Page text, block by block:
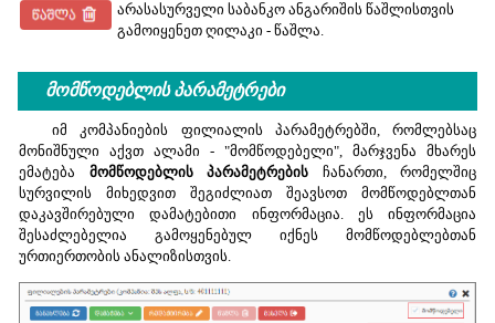
არასასურველი საბანკო ანგარიშის წაშლისთვის
გამოიყენეთ ღილაკი - წაშლა.
მომწოდებლის პარამეტრები
იმ კომპანიების ფილიალის პარამეტრებში, რომლებსაც
მონიშნული აქვთ ალამი - "მომწოდებელი", მარჯვენა მხარეს
ემატება მომწოდებლის პარამეტრების ჩანართი, რომელშიც
სურვილის მიხედვით შეგიძლიათ შეავსოთ მომწოდებლთან
დაკავშირებული დამატებითი ინფორმაცია. ეს ინფორმაცია
შესაძლებელია გამოყენებულ იქნეს მომწოდებლებთან
ურთიერთობის ანალიზისთვის.